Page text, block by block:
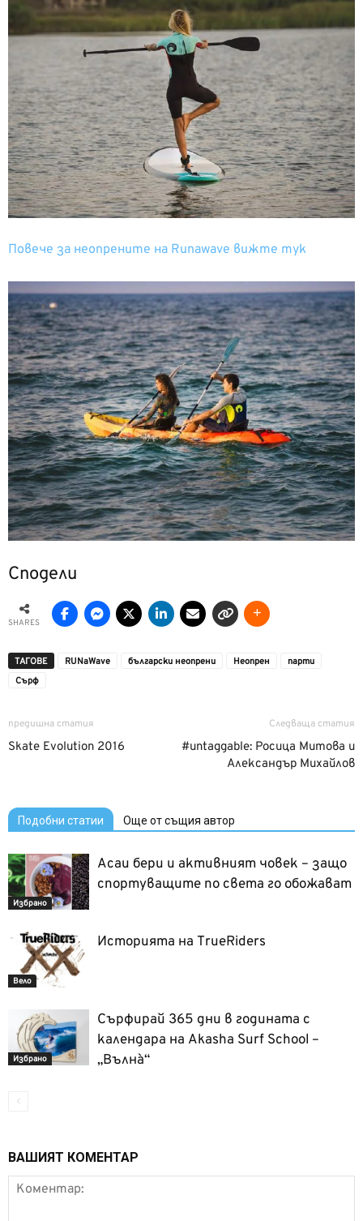
Повече за неопрените на Runawave вижте тук
Сподели
SHARES
ТАГОВЕ RUNaWave български неопрени Неопрен
парти
Сърф
предишна статия
Skate Evolution 2016
Следваща статия
#untaggable: Росица Митова и
Александър Михайлов
Подобни статии Още от същия автор
Избрано
Асаи бери и активният човек – защо
спортуващите по света го обожават
Вело
Историята на TrueRiders
Избрано
Сърфирай 365 дни в годината с
календара на Akasha Surf School –
„Вълнà“
ВАШИЯТ КОМЕНТАР